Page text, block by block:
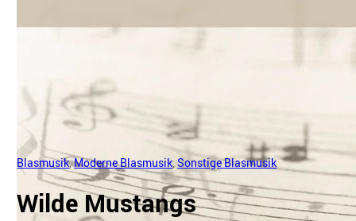
Blasmusik,Moderne Blasmusik ,Sonstige Blasmusik
Wilde Mustangs